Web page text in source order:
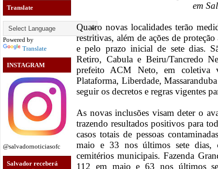
Translate
Powered by
Translate
INSTAGRAM
@salvadornoticiasofc
Salvador receberá
em
Quatro novas localidades terão
restritivas, além de ações de
e pelo prazo inicial de sete dias.
Retiro, Cabula e Beiru/Tancredo
prefeito ACM Neto, em coletiva
Plataforma, Liberdade,
seguir os decretos e regras vigentes
As novas inclusões visam deter o
trazendo resultados positivos para
casos totais de pessoas
maio e 33 nos últimos sete
cemitérios municipais. Fazenda
112 em maio e 63 nos últimos